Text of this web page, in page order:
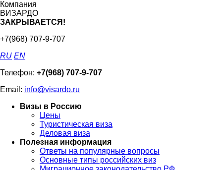
Компания
ВИЗАРДО
ЗАКРЫВАЕТСЯ!
+7(968) 707-9-707
RU EN
Телефон: +7(968) 707-9-707
Email: info@visardo.ru
Визы в Россию
Цены
Туристическая виза
Деловая виза
Полезная информация
Ответы на популярные вопросы
Основные типы российских виз